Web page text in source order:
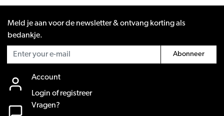
Meld je aan voor de newsletter & ontvang korting als
bedankje.
Abonneer
Account
Login of registreer
Vragen?